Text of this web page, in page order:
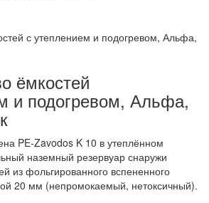
ёмкостей
и подогревом, Альфа,
PE-Zavodos K 10 в утеплённом
наземный резервуар снаружи
из фольгированного вспененного
20 мм (непромокаемый, нетоксичный).